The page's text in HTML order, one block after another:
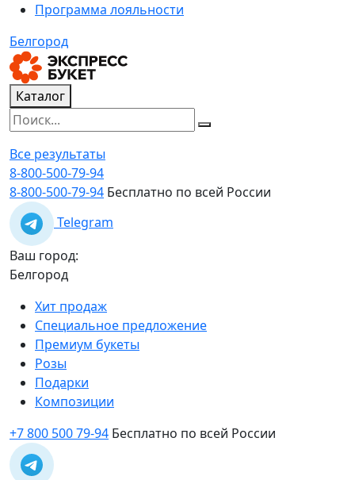
Программа лояльности
Белгород
Каталог
Все результаты
8-800-500-79-94
8-800-500-79-94 Бесплатно по всей России
Telegram
Ваш город:
Белгород
Хит продаж
Специальное предложение
Премиум букеты
Розы
Подарки
Композиции
+7 800 500 79-94 Бесплатно по всей России